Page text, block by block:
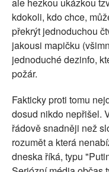
ale hezkou ukázkou
kdokoli, kdo chce,
překrýt jednoduchou
jakousi mapičku
jednoduché dezinfo,
požár.
Fakticky proti tomu
dosud nikdo nepřišel.
řádově snadněji než
rozumět a která
dneska říká, typu